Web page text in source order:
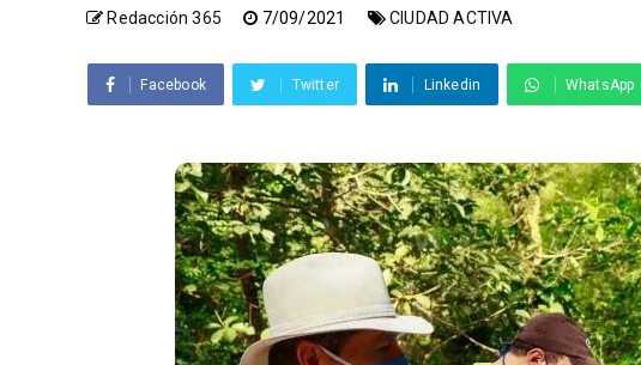
Redacción 365 7/09/2021 CIUDAD ACTIVA
Facebook Twitter Linkedin WhatsApp